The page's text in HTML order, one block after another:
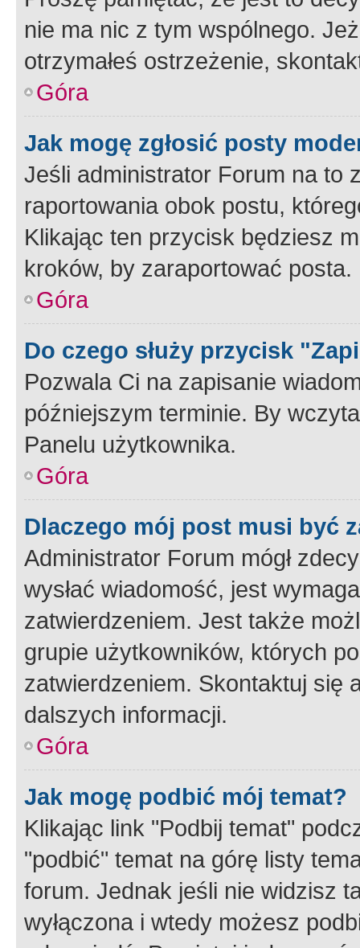
nie ma nic z tym wspólnego.
otrzymałeś ostrzeżenie,
Góra
Jak mogę zgłosić posty
Jeśli administrator Forum na to
raportowania obok postu,
Klikając ten przycisk będziesz
kroków, by zaraportować posta.
Góra
Do czego służy przycisk
Pozwala Ci na zapisanie
późniejszym terminie. By
Panelu użytkownika.
Góra
Dlaczego mój post musi być
Administrator Forum mógł
wysłać wiadomość, jest
zatwierdzeniem. Jest także
grupie użytkowników, których
zatwierdzeniem. Skontaktuj się
dalszych informacji.
Góra
Jak mogę podbić mój temat?
Klikając link "Podbij temat"
"podbić" temat na górę listy
forum. Jednak jeśli nie widzisz
wyłączona i wtedy możesz